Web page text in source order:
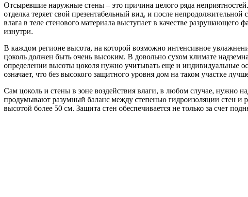
Отсыревшие наружные стены – это причина целого ряда
отделка теряет свой презентабельный вид, и после
влага в теле стенового материала выступает в качестве разрушающего
изнутри.
В каждом регионе высота, на которой возможно интенсивное
цоколь должен быть очень высоким. В довольно сухом климате
определении высоты цоколя нужно учитывать еще и индивидуальные
означает, что без высокого защитного уровня дом на таком участке
Сам цоколь и стены в зоне воздействия влаги, в любом случае, нужно
продумывают разумный баланс между степенью гидроизоляции стен и
высотой более 50 см. Защита стен обеспечивается не только за счет